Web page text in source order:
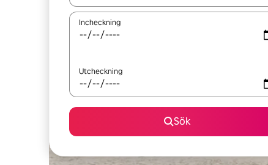
Incheckning
Utcheckning
Sök